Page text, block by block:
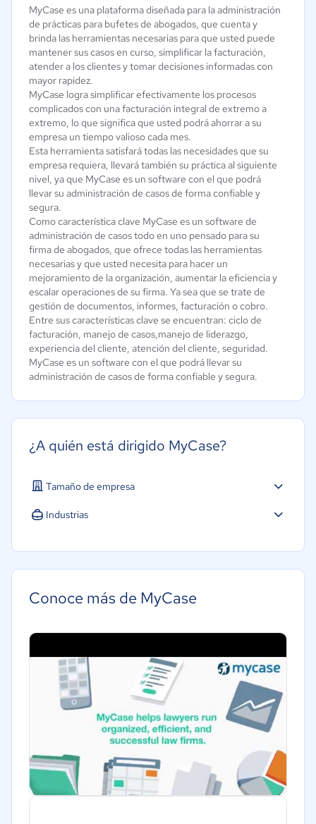
MyCase es una plataforma diseñada para la administración
de prácticas para bufetes de abogados, que cuenta y
brinda las herramientas necesarias para que usted puede
mantener sus casos en curso, simplificar la facturación,
atender a los clientes y tomar decisiones informadas con
mayor rapidez.
MyCase logra simplificar efectivamente los procesos
complicados con una facturación integral de extremo a
extremo, lo que significa que usted podrá ahorrar a su
empresa un tiempo valioso cada mes.
Esta herramienta satisfará todas las necesidades que su
empresa requiera, llevará también su práctica al siguiente
nivel, ya que MyCase es un software con el que podrá
llevar su administración de casos de forma confiable y
segura.
Como característica clave MyCase es un software de
administración de casos todo en uno pensado para su
firma de abogados, que ofrece todas las herramientas
necesarias y que usted necesita para hacer un
mejoramiento de la organización, aumentar la eficiencia y
escalar operaciones de su firma. Ya sea que se trate de
gestión de documentos, informes, facturación o cobro.
Entre sus características clave se encuentran: ciclo de
facturación, manejo de casos,manejo de liderazgo,
experiencia del cliente, atención del cliente, seguridad.
MyCase es un software con el que podrá llevar su
administración de casos de forma confiable y segura.
¿A quién está dirigido MyCase?
Tamaño de empresa
Industrias
Conoce más de MyCase